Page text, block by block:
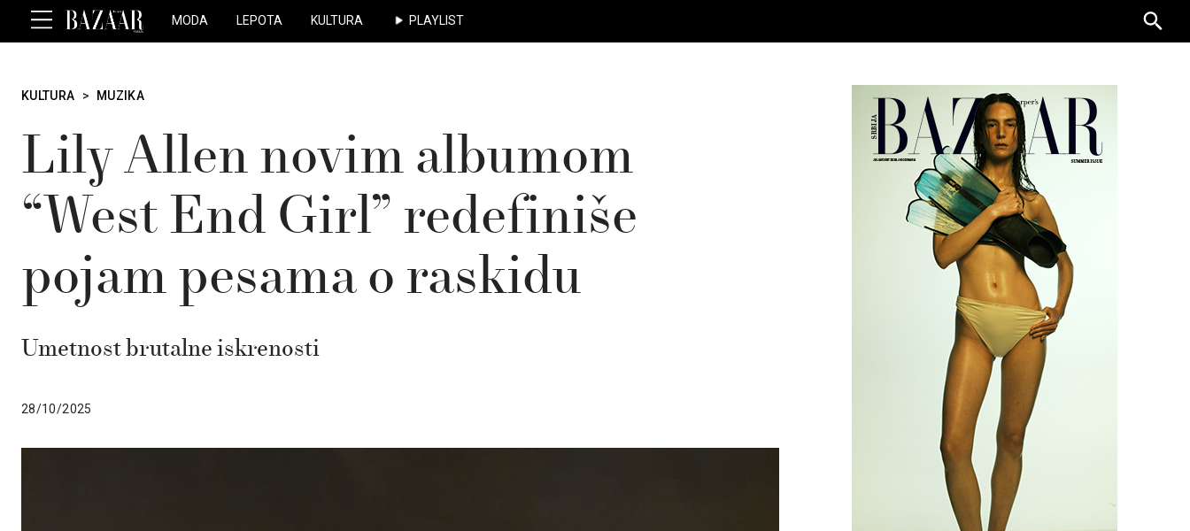
MODA LEPOTA KULTURA PLAYLIST
for:
KULTURA > MUZIKA
Lily Allen novim albumom
“West End Girl” redefiniše
pojam pesama o raskidu
Umetnost brutalne iskrenosti
28/10/2025